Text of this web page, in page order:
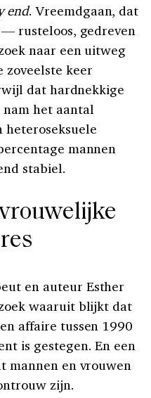
end. Vreemdgaan, dat
rusteloos, gedreven
naar een uitweg
zoveelste keer
dat hardnekkige
het aantal
mannen
stabiel.
en auteur Esther
waaruit blijkt dat
affaire tussen 1990
is gestegen. En een
mannen en vrouwen
zijn.